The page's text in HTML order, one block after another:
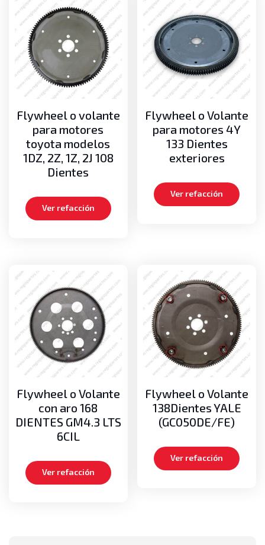
Flywheel o volante
para motores
toyota modelos
1DZ, 2Z, 1Z, 2J 108
Dientes
Ver refacción
Flywheel o Volante
para motores 4Y
133 Dientes
exteriores
Ver refacción
Flywheel o Volante
con aro 168
DIENTES GM4.3 LTS
6CIL
Ver refacción
Flywheel o Volante
138Dientes YALE
(GC050DE/FE)
Ver refacción